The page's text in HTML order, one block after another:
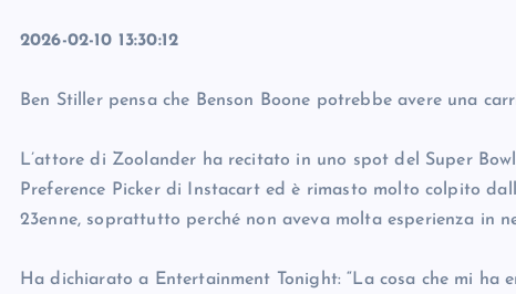
2026-02-10 13:30:12
Ben Stiller pensa che Benson Boone potrebbe avere una
L’attore di Zoolander ha recitato in uno spot del Super
Preference Picker di Instacart ed è rimasto molto colpito
23enne, soprattutto perché non aveva molta esperienza in
Ha dichiarato a Entertainment Tonight: “La cosa che mi